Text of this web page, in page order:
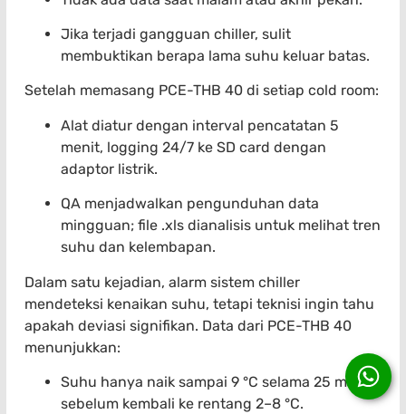
Jika terjadi gangguan chiller, sulit
membuktikan berapa lama suhu keluar batas.
Setelah memasang PCE-THB 40 di setiap cold room:
Alat diatur dengan interval pencatatan 5
menit, logging 24/7 ke SD card dengan
adaptor listrik.
QA menjadwalkan pengunduhan data
mingguan; file .xls dianalisis untuk melihat tren
suhu dan kelembapan.
Dalam satu kejadian, alarm sistem chiller
mendeteksi kenaikan suhu, tetapi teknisi ingin tahu
apakah deviasi signifikan. Data dari PCE-THB 40
menunjukkan:
Suhu hanya naik sampai 9 °C selama 25 menit
sebelum kembali ke rentang 2–8 °C.